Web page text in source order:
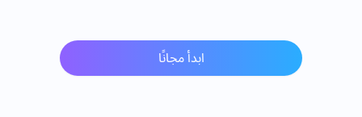
ابدأ مجانًا